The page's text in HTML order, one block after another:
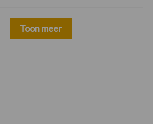
Toon meer